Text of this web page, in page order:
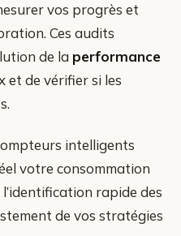
vos progrès et
Ces audits
de la performance
et de vérifier si les
intelligents
votre consommation
rapide des
de vos stratégies